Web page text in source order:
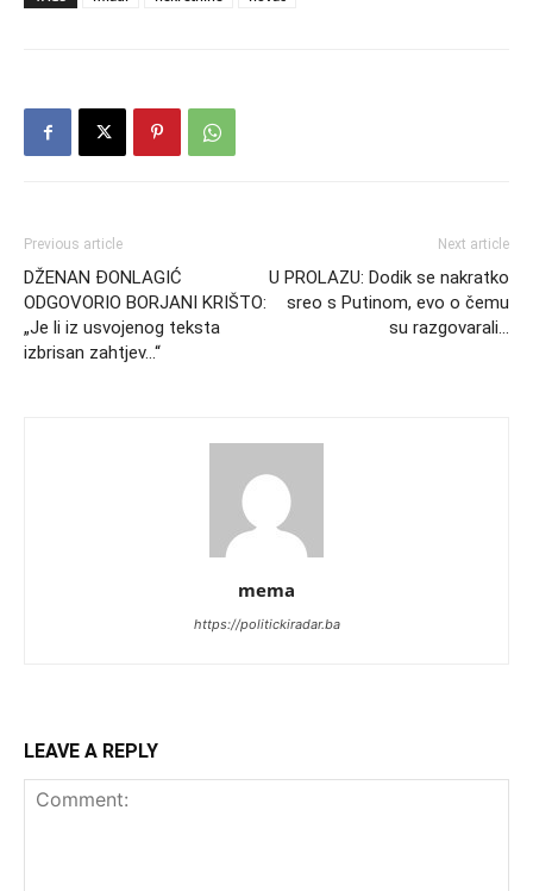
Previous article
DŽENAN ĐONLAGIĆ
ODGOVORIO BORJANI KRIŠTO:
„Je li iz usvojenog teksta
izbrisan zahtjev…“
Next article
U PROLAZU: Dodik se nakratko
sreo s Putinom, evo o čemu
su razgovarali…
mema
https://politickiradar.ba
LEAVE A REPLY